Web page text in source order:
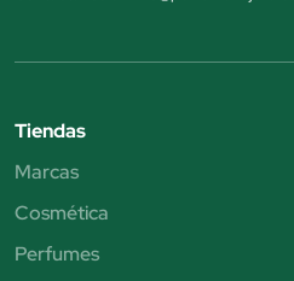
Tiendas
Marcas
Cosmética
Perfumes